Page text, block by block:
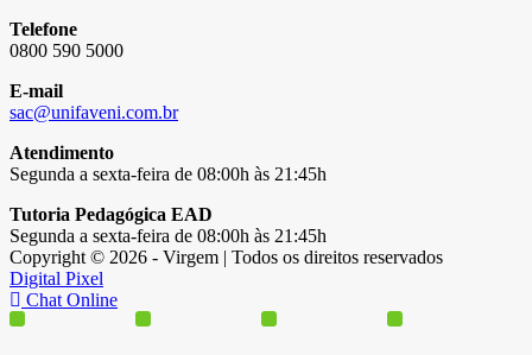
Telefone
0800 590 5000
E-mail
sac@unifaveni.com.br
Atendimento
Segunda a sexta-feira de 08:00h às 21:45h
Tutoria Pedagógica EAD
Segunda a sexta-feira de 08:00h às 21:45h
Copyright © 2026 - Virgem | Todos os direitos reservados
Digital Pixel
Chat Online